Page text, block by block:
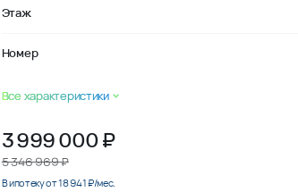
Этаж
Номер
Все характеристики
3 999 000₽
5 346 969 ₽
В ипотеку от 18 941 ₽/мес.